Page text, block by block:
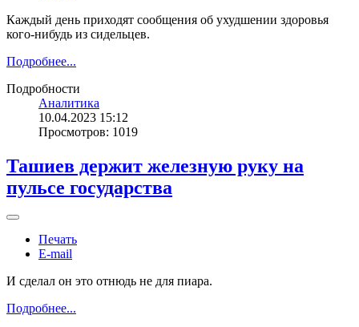
Каждый день приходят сообщения об ухудшении здоровья
кого-нибудь из сидельцев.
Подробнее...
Подробности
Аналитика
10.04.2023 15:12
Просмотров: 1019
Ташиев держит железную руку на
пульсе государства
Печать
E-mail
И сделал он это отнюдь не для пиара.
Подробнее...